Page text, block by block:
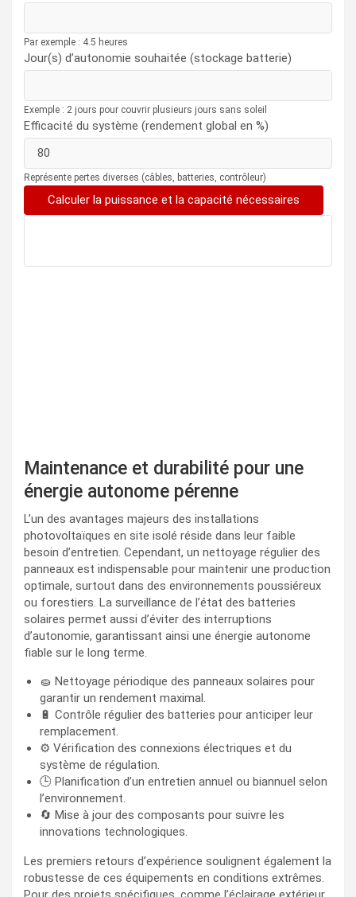
Par exemple : 4.5 heures
Jour(s) d’autonomie souhaitée (stockage batterie)
Exemple : 2 jours pour couvrir plusieurs jours sans soleil
Efficacité du système (rendement global en %)
Représente pertes diverses (câbles, batteries, contrôleur)
Calculer la puissance et la capacité nécessaires
Maintenance et durabilité pour une
énergie autonome pérenne
L’un des avantages majeurs des installations
photovoltaïques en site isolé réside dans leur faible
besoin d’entretien. Cependant, un nettoyage régulier des
panneaux est indispensable pour maintenir une production
optimale, surtout dans des environnements poussiéreux
ou forestiers. La surveillance de l’état des batteries
solaires permet aussi d’éviter des interruptions
d’autonomie, garantissant ainsi une énergie autonome
fiable sur le long terme.
🧽 Nettoyage périodique des panneaux solaires pour
garantir un rendement maximal.
🔋 Contrôle régulier des batteries pour anticiper leur
remplacement.
⚙️ Vérification des connexions électriques et du
système de régulation.
🕒 Planification d’un entretien annuel ou biannuel selon
l’environnement.
🔄 Mise à jour des composants pour suivre les
innovations technologiques.
Les premiers retours d’expérience soulignent également la
robustesse de ces équipements en conditions extrêmes.